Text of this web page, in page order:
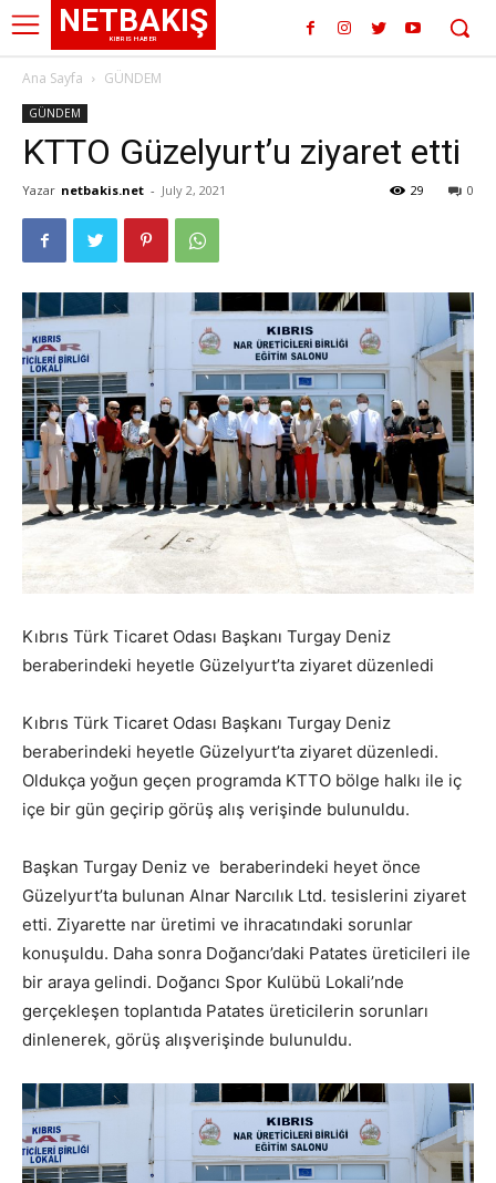
NETBAKIŞ
KIBRIS HABER
Ana Sayfa GÜNDEM
GÜNDEM
KTTO Güzelyurt’u ziyaret etti
Yazar netbakis.net - July 2, 2021 0
29
Kıbrıs Türk Ticaret Odası Başkanı Turgay Deniz
beraberindeki heyetle Güzelyurt’ta ziyaret düzenledi
Kıbrıs Türk Ticaret Odası Başkanı Turgay Deniz
beraberindeki heyetle Güzelyurt’ta ziyaret düzenledi.
Oldukça yoğun geçen programda KTTO bölge halkı ile iç
içe bir gün geçirip görüş alış verişinde bulunuldu.
Başkan Turgay Deniz ve beraberindeki heyet önce
Güzelyurt’ta bulunan Alnar Narcılık Ltd. tesislerini ziyaret
etti. Ziyarette nar üretimi ve ihracatındaki sorunlar
konuşuldu. Daha sonra Doğancı’daki Patates üreticileri ile
bir araya gelindi. Doğancı Spor Kulübü Lokali’nde
gerçekleşen toplantıda Patates üreticilerin sorunları
dinlenerek, görüş alışverişinde bulunuldu.